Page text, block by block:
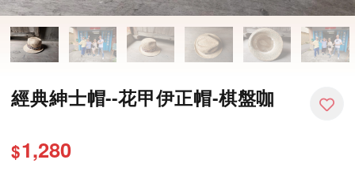
經典紳士帽--花甲伊正帽-棋盤咖
$1,280